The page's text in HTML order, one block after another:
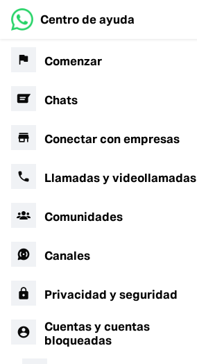
Centro de ayuda
Comenzar
Chats
Conectar con empresas
Llamadas y videollamadas
Comunidades
Canales
Privacidad y seguridad
Cuentas y cuentas
bloqueadas